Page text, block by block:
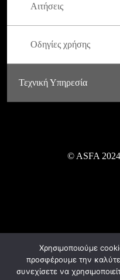
Αιτήσεις
Οδηγίες χρήσης
Τεχνική Υπηρεσία
© ASFA
Χρησιμοποιούμε
προσφέρουμε την
συνεχίσετε να